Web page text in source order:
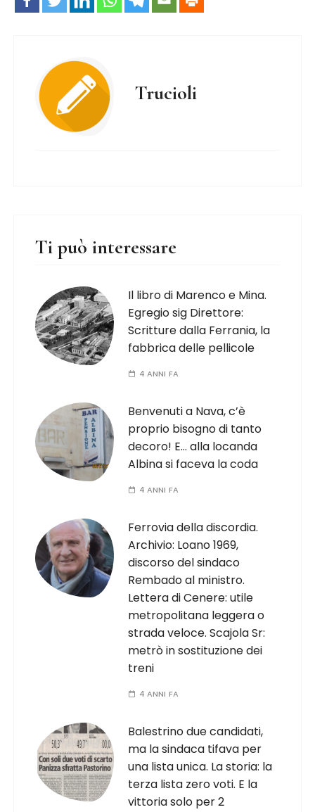
Trucioli
Ti può interessare
Il libro di Marenco e Mina.
Egregio sig Direttore:
Scritture dalla Ferrania, la
fabbrica delle pellicole
4 ANNI FA
Benvenuti a Nava, c’è
proprio bisogno di tanto
decoro! E… alla locanda
Albina si faceva la coda
4 ANNI FA
Ferrovia della discordia.
Archivio: Loano 1969,
discorso del sindaco
Rembado al ministro.
Lettera di Cenere: utile
metropolitana leggera o
strada veloce. Scajola Sr:
metrò in sostituzione dei
treni
4 ANNI FA
Balestrino due candidati,
ma la sindaca tifava per
una lista unica. La storia: la
terza lista zero voti. E la
vittoria solo per 2